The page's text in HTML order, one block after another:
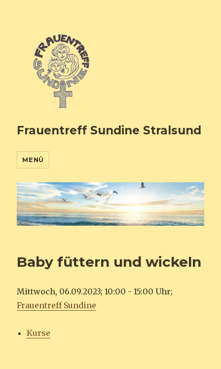
Frauentreff Sundine Stralsund
MENÜ
Baby füttern und wickeln
Mittwoch, 06.09.2023; 10:00 - 15:00 Uhr;
Frauentreff Sundine
Kurse